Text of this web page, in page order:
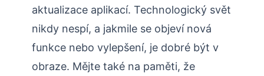
aktualizace aplikací. Technologický svět
nikdy nespí, a jakmile se objeví nová
funkce nebo vylepšení, je dobré být v
obraze. Mějte také na paměti, že